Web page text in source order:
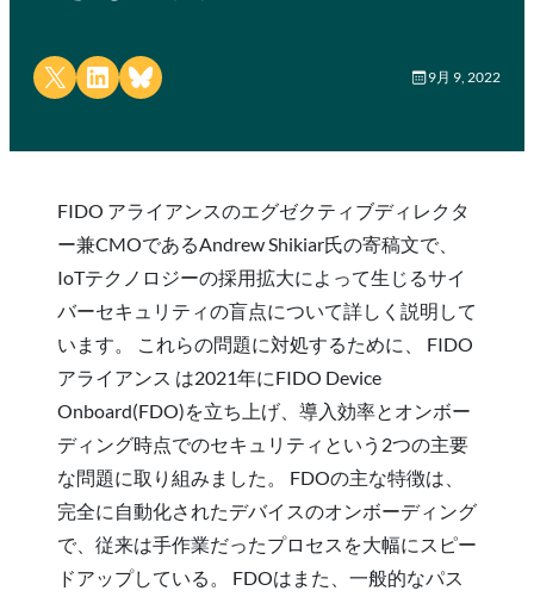
Share on X Share on LinkedIn
Share on Bluesky 9月 9, 2022
FIDO アライアンスのエグゼクティブディレクタ
ー兼CMOであるAndrew Shikiar氏の寄稿文で、
IoTテクノロジーの採用拡大によって生じるサイ
バーセキュリティの盲点について詳しく説明して
います。 これらの問題に対処するために、 FIDO
アライアンス は2021年にFIDO Device
Onboard(FDO)を立ち上げ、導入効率とオンボー
ディング時点でのセキュリティという2つの主要
な問題に取り組みました。 FDOの主な特徴は、
完全に自動化されたデバイスのオンボーディング
で、従来は手作業だったプロセスを大幅にスピー
ドアップしている。 FDOはまた、一般的なパス